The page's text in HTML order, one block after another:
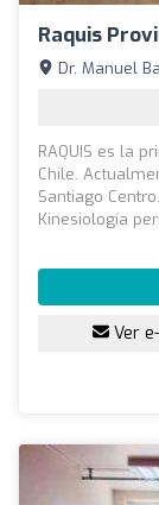
Raquis
Dr. Manuel
RAQUIS es la
Chile.
Santiago
Kinesiología
Ver